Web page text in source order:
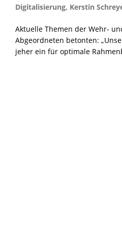
Digitalisierung, Kerstin
Aktuelle Themen der Wehr-
Abgeordneten betonten:
jeher ein für optimale